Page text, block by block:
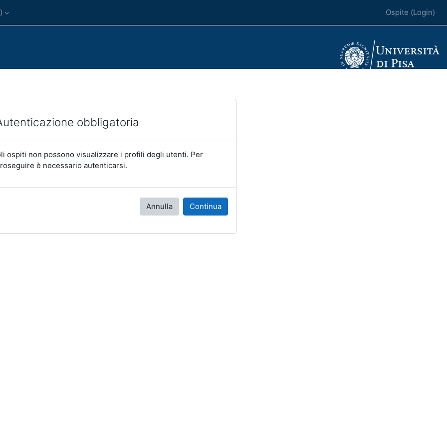
Ospite (Login)
obbligatoria
ospiti non possono visualizzare i profili degli utenti. Per
è necessario autenticarsi.
Annulla Continua